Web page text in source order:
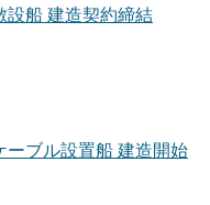
設船 建造契約締結
ブル設置船 建造開始